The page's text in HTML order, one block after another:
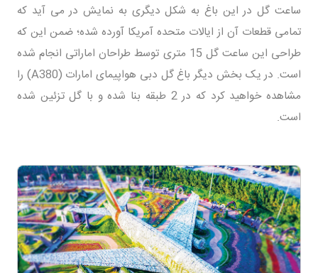
ساعت گل در این باغ به شکل دیگری به نمایش در می آید که
تمامی قطعات آن از ایالات متحده آمریکا آورده شده؛ ضمن این که
طراحی این ساعت گل 15 متری توسط طراحان اماراتی انجام شده
است. در یک بخش دیگر باغ گل دبی هواپیمای امارات (A380) را
مشاهده خواهید کرد که در 2 طبقه بنا شده و با گل تزئین شده
است.